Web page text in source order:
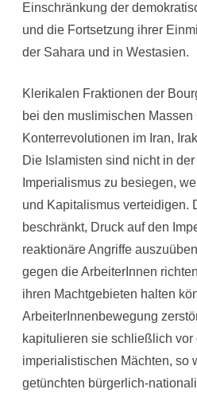
Einschränkung der
und die Fortsetzung ihrer
der Sahara und in Westasien.
Klerikalen Fraktionen der
bei den muslimischen Massen
Konterrevolutionen im Iran,
Die Islamisten sind nicht in
Imperialismus zu besiegen,
und Kapitalismus verteidigen.
beschränkt, Druck auf den
reaktionäre Angriffe
gegen die ArbeiterInnen
ihren Machtgebieten halten
ArbeiterInnenbewegung
kapitulieren sie schließlich vor
imperialistischen Mächten, so
getünchten bürgerlich-